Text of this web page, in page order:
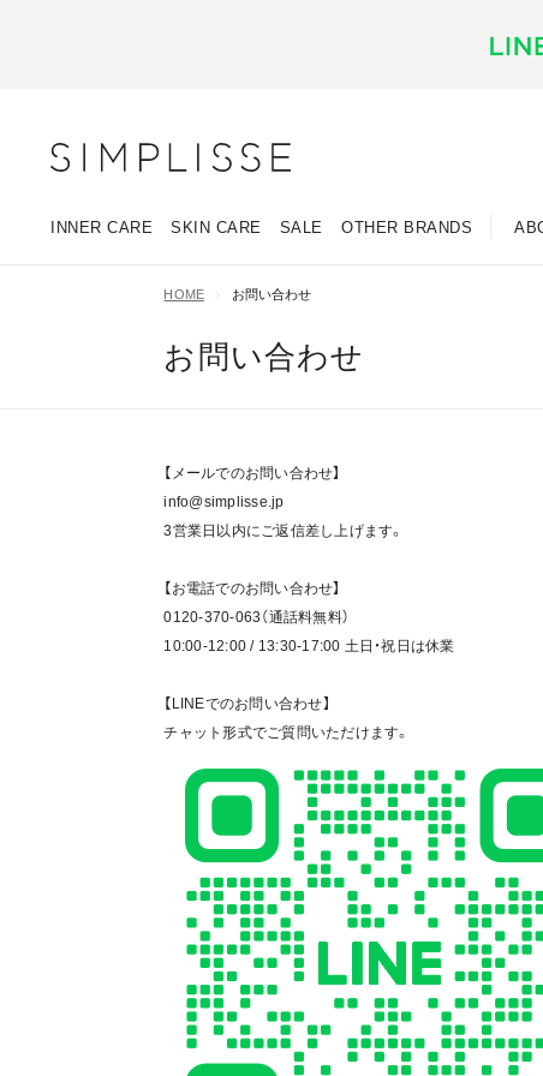
INNER CARE SKIN CARE SALE OTHER BRANDS
HOME お問い合わせ
お問い合わせ
【メールでのお問い合わせ】
info@simplisse.jp
3営業日以内にご返信差し上げます。
【お電話でのお問い合わせ】
0120-370-063（通話料無料）
10:00-12:00 / 13:30-17:00 土日・祝日は休業
【LINEでのお問い合わせ】
チャット形式でご質問いただけます。